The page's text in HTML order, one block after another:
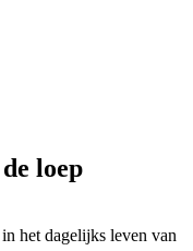
loep
het dagelijks leven van